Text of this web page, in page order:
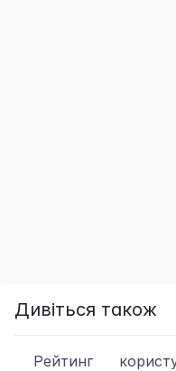
Дивіться також
Рейтинг